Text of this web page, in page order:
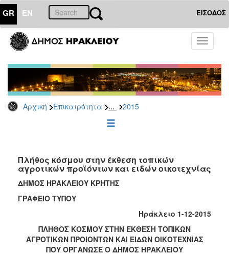
GR EN ΕΙΣΟΔΟΣ
Toggle
Αρχική Επικαιρότητα ... 2015
ΕΠΙΚΑΙΡΟΤΗΤΑ
Τύπου
Αρχείο
2026
2025
2022
2021
2020
2019
2017
2016
Πλήθος κόσμου στην έκθεση τοπικών
αγροτικών προϊόντων και ειδών οικοτεχνίας
ΔΗΜΟΣ ΗΡΑΚΛΕΙΟΥ ΚΡΗΤΗΣ
ΓΡΑΦΕΙΟ ΤΥΠΟΥ
Ηράκλειο 1-12-2015
ΠΛΗΘΟΣ ΚΟΣΜΟΥ ΣΤΗΝ ΕΚΘΕΣΗ ΤΟΠΙΚΩΝ
ΑΓΡΟΤΙΚΩΝ ΠΡΟΙΟΝΤΩΝ ΚΑΙ ΕΙΔΩΝ ΟΙΚΟΤΕΧΝΙΑΣ
ΠΟΥ ΟΡΓΑΝΩΣΕ Ο ΔΗΜΟΣ ΗΡΑΚΛΕΙΟΥ